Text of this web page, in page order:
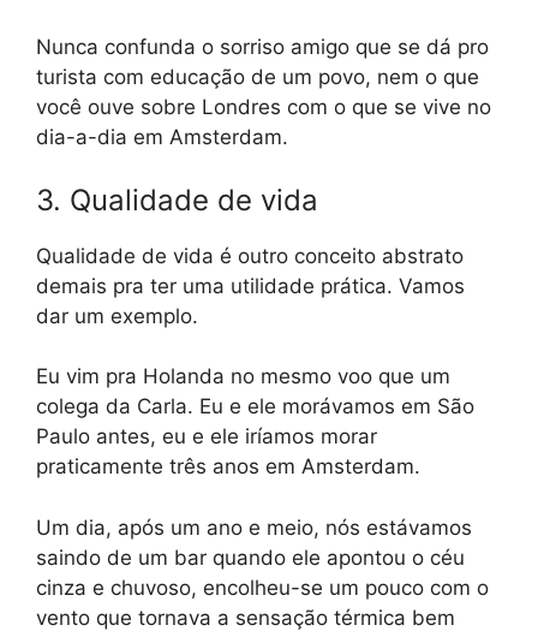
Nunca confunda o sorriso amigo que se dá pro
turista com educação de um povo, nem o que
você ouve sobre Londres com o que se vive no
dia-a-dia em Amsterdam.
3. Qualidade de vida
Qualidade de vida é outro conceito abstrato
demais pra ter uma utilidade prática. Vamos
dar um exemplo.
Eu vim pra Holanda no mesmo voo que um
colega da Carla. Eu e ele morávamos em São
Paulo antes, eu e ele iríamos morar
praticamente três anos em Amsterdam.
Um dia, após um ano e meio, nós estávamos
saindo de um bar quando ele apontou o céu
cinza e chuvoso, encolheu-se um pouco com o
vento que tornava a sensação térmica bem